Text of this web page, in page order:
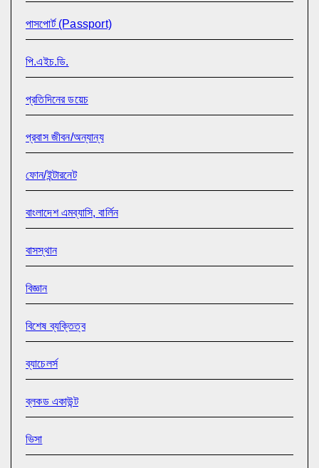
পাসপোর্ট (Passport)
পি.এইচ.ডি.
প্রতিদিনের ডয়েচ
প্রবাস জীবন/অন্যান্য
ফোন/ইন্টারনেট
বাংলাদেশ এমব্যাসি, বার্লিন
বাসস্থান
বিজ্ঞান
বিশেষ ব্যক্তিত্ব
ব্যাচেলর্স
ব্লকড একাউন্ট
ভিসা